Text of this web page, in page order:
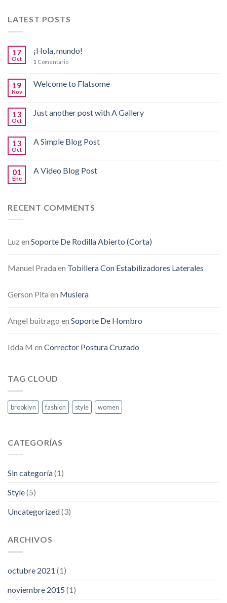
LATEST POSTS
17
Oct
¡Hola, mundo!
1 Comentario
19
Nov
Welcome to Flatsome
13
Oct
Just another post with A Gallery
13
Oct
A Simple Blog Post
01
Ene
A Video Blog Post
RECENT COMMENTS
Luz en Soporte De Rodilla Abierto (Corta)
Manuel Prada en Tobillera Con Estabilizadores Laterales
Gerson Pita en Muslera
Angel buitrago en Soporte De Hombro
Idda M en Corrector Postura Cruzado
TAG CLOUD
brooklyn fashion style women
CATEGORÍAS
Sin categoría(1)
Style(5)
Uncategorized(3)
ARCHIVOS
octubre 2021 (1)
noviembre 2015 (1)